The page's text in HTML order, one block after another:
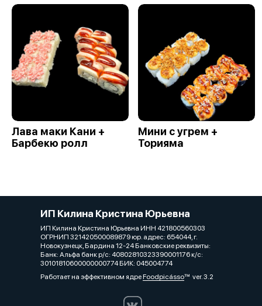
Лава маки Кани +
Барбекю ролл
Мини с угрем +
Торияма
ИП Килина Кристина Юрьевна
ИП Килина Кристина Юрьевна ИНН 421800560303
ОГРНИП 321420500089879 юр. адрес: 654044, г.
Новокузнецк, Бардина 12-24 Банковские реквизиты:
Банк: Альфа банк р/с: 40802810323390001176 к/с:
30101810600000000774 БИК: 045004774
Работает на эффективном ядреFoodpicássover. 3.2